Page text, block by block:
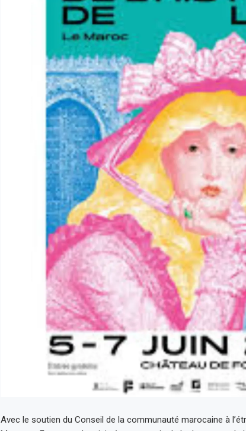
Avec le soutien du Conseil de la communauté marocaine à